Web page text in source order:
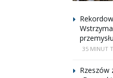
35 MINUT
Rzeszów